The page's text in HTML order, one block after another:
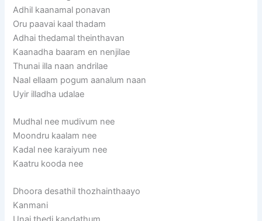
Adhil kaanamal ponavan
Oru paavai kaal thadam
Adhai thedamal theinthavan
Kaanadha baaram en nenjilae
Thunai illa naan andrilae
Naal ellaam pogum aanalum naan
Uyir illadha udalae
Mudhal nee mudivum nee
Moondru kaalam nee
Kadal nee karaiyum nee
Kaatru kooda nee
Dhoora desathil thozhainthaayo
Kanmani